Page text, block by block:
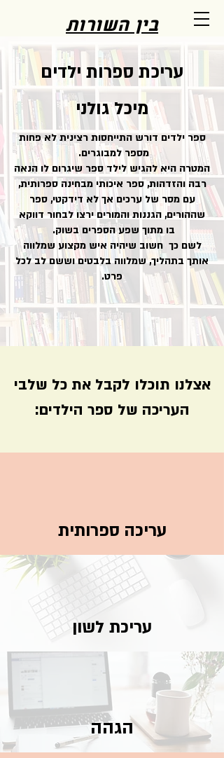
בין השורות
עריכת ספרות ילדים
מיכל גולני
ספר ילדים דורש התייחסות רצינית לא פחות
מספר למבוגרים.
המטרה היא להגיש לילד ספר שיגרום לו הנאה
רבה והזדהות, ספר איכותי מבחינה ספרותית,
עם מסר של ערכים אך לא דידקטי, ספר
שההורים, הגננות והמורים ירצו לבחור דווקא
בו מתוך שפע הספרים בשוק.
לשם כך חשוב שיהיה איש מקצוע שמלווה
אותך בתהליך, שמלווה בלבטים וששם לב לכל
פרט.
אצלנו תוכלו לקבל את כל שלבי
העריכה של ספר הילדים:
עריכה ספרותית
עריכת לשון
הגהה